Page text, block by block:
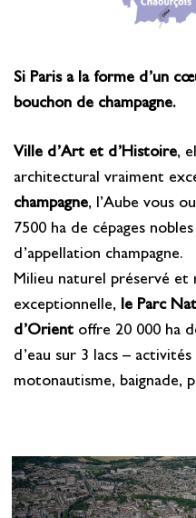
Si Paris a la forme d’un
bouchon de champagne.
Ville d’Art et d’Histoire,
architectural vraiment
champagne, l’Aube vous
7500 ha de cépages
d’appellation champagne.
Milieu naturel préservé et
exceptionnelle, le Parc
d’Orient offre 20 000 ha
d’eau sur 3 lacs –
motonautisme, baignade,